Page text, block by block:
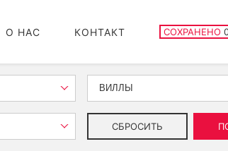
О НАС КОНТАКТ СОХРАНЕНО
ВИЛЛЫ
СБРОСИТЬ